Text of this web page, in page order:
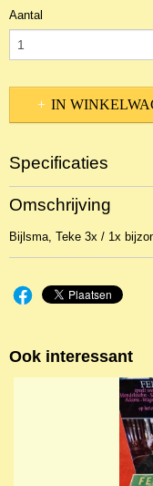
Aantal
IN
Specificaties
Productcode
NBKJ-2731
EAN code
9789033609275
Omschrijving
Bijlsma, Teke 3x / 1x
Ook interessant